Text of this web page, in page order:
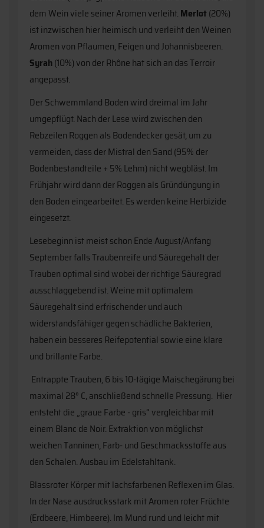
dem Wein viele seiner Aromen verleiht. Merlot (20%)
ist inzwischen hier heimisch und verleiht den Weinen
Aromen von Pflaumen, Feigen und Johannisbeeren.
Syrah(10%) von der Rhône hat sich an das Terroir
angepasst.
Der Schwemmland Boden wird dreimal im Jahr
umgepflügt. Nach der Lese wird zwischen den
Rebzeilen Roggen als Bodendecker gesät, um zu
vermeiden, dass der Mistral den Sand (95% der
Bodenbestandteile + 5% Lehm) nicht wegbläst. Im
Frühjahr wird dann der Roggen als Gründüngung in
den Boden eingearbeitet. Es werden keine Herbizide
eingesetzt.
Lesebeginn ist meist schon Ende August/Anfang
September falls Traubenreife und Säuregehalt der
Trauben optimal sind wobei der richtige Säuregrad
ausschlaggebend ist. Weine mit optimalem
Säuregehalt sind erfrischender und auch
widerstandsfähiger gegen schädliche Bakterien,
haben ein besseres Reifepotential sowie eine klare
und brillante Farbe.
Entrappte Trauben, 6 bis 10-tägige Maischegärung bei
maximal 28° C, anschließend schnelle Pressung. Hier
entsteht die „graue Farbe - gris“ vergleichbar mit
einem Blanc de Noir. Extraktion von möglichst
weichen Tanninen, Farb- und Geschmacksstoffe aus
den Schalen. Ausbau im Edelstahltank.
Blassroter Körper mit lachsfarbenen Reflexen im Glas.
In der Nase ausdrucksstark mit Aromen roter Früchte
(Erdbeere, Himbeere). Im Mund rund und leicht mit